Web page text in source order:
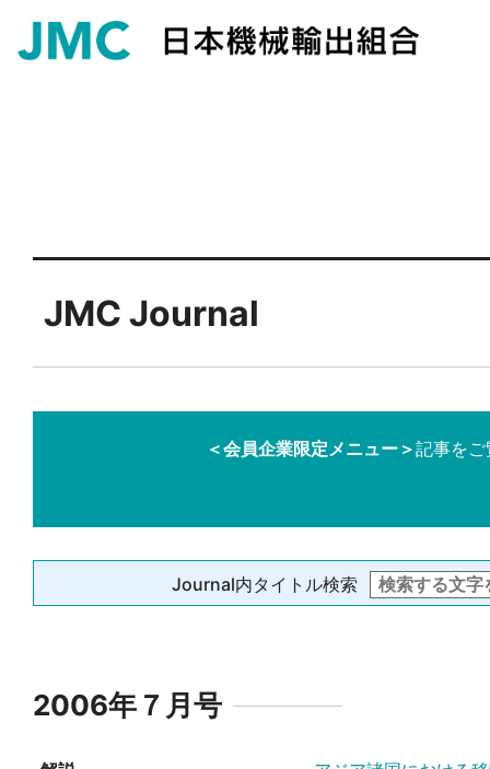
JMC Journal
＜会員企業限定メニュー＞記事を
Journal内タイトル検索
2006年７月号